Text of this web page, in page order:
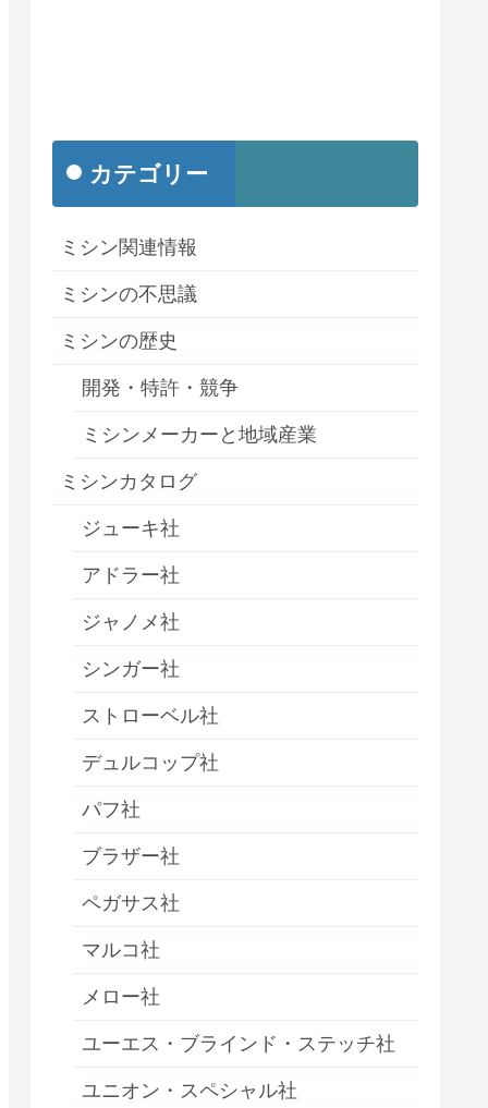
カテゴリー
ミシン関連情報
ミシンの不思議
ミシンの歴史
開発・特許・競争
ミシンメーカーと地域産業
ミシンカタログ
ジューキ社
アドラー社
ジャノメ社
シンガー社
ストローベル社
デュルコップ社
パフ社
ブラザー社
ペガサス社
マルコ社
メロー社
ユーエス・ブラインド・ステッチ社
ユニオン・スペシャル社